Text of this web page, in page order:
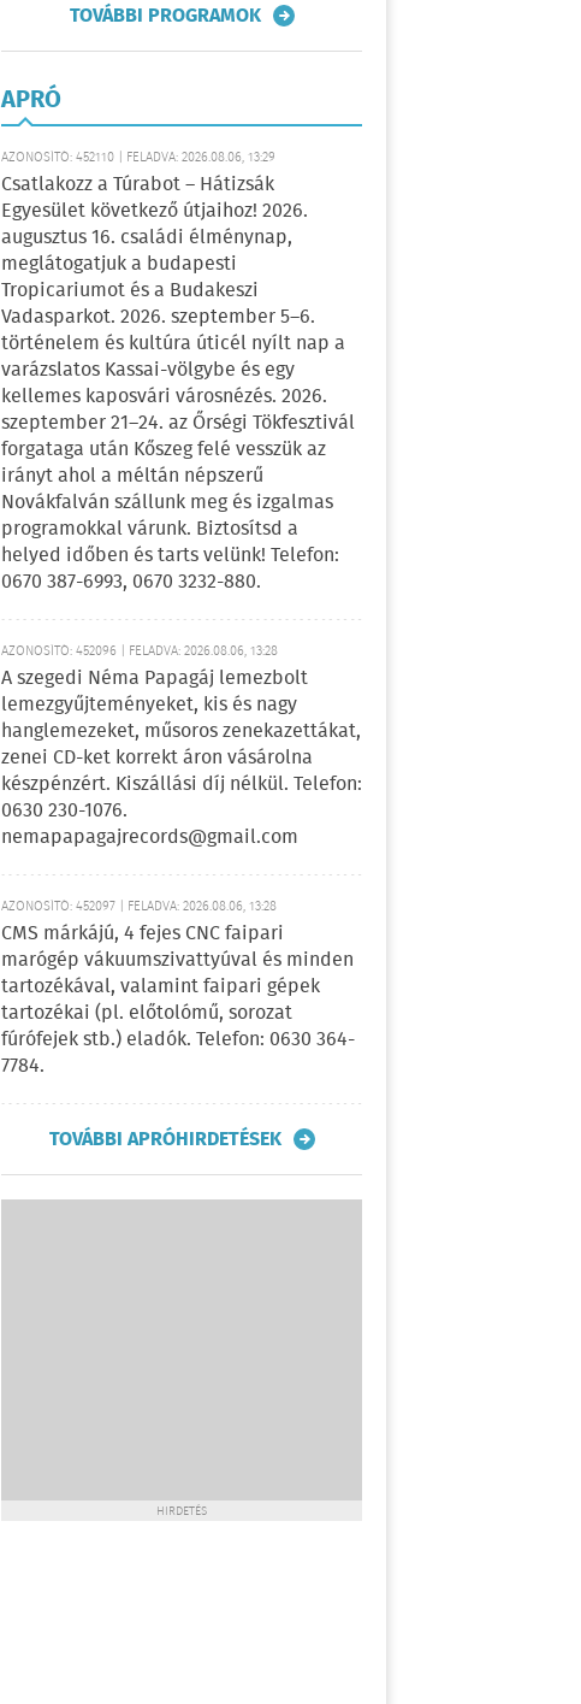
TOVÁBBI PROGRAMOK
APRÓ
AZONOSÍTÓ: 452110 | FELADVA: 2026.08.06, 13:29
Csatlakozz a Túrabot – Hátizsák
Egyesület következő útjaihoz! 2026.
augusztus 16. családi élménynap,
meglátogatjuk a budapesti
Tropicariumot és a Budakeszi
Vadasparkot. 2026. szeptember 5–6.
történelem és kultúra úticél nyílt nap a
varázslatos Kassai-völgybe és egy
kellemes kaposvári városnézés. 2026.
szeptember 21–24. az Őrségi Tökfesztivál
forgataga után Kőszeg felé vesszük az
irányt ahol a méltán népszerű
Novákfalván szállunk meg és izgalmas
programokkal várunk. Biztosítsd a
helyed időben és tarts velünk! Telefon:
0670 387-6993, 0670 3232-880.
AZONOSÍTÓ: 452096 | FELADVA: 2026.08.06, 13:28
A szegedi Néma Papagáj lemezbolt
lemezgyűjteményeket, kis és nagy
hanglemezeket, műsoros zenekazettákat,
zenei CD-ket korrekt áron vásárolna
készpénzért. Kiszállási díj nélkül. Telefon:
0630 230-1076.
nemapapagajrecords@gmail.com
AZONOSÍTÓ: 452097 | FELADVA: 2026.08.06, 13:28
CMS márkájú, 4 fejes CNC faipari
marógép vákuumszivattyúval és minden
tartozékával, valamint faipari gépek
tartozékai (pl. előtolómű, sorozat
fúrófejek stb.) eladók. Telefon: 0630 364-
7784.
TOVÁBBI APRÓHIRDETÉSEK
HIRDETÉS